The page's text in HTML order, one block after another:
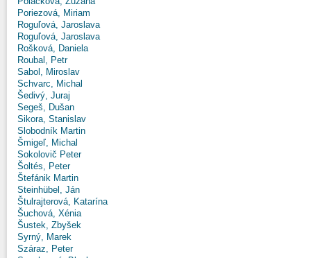
Poriezová, Miriam
Roguľová, Jaroslava
Roguľová, Jaroslava
Rošková, Daniela
Roubal, Petr
Sabol, Miroslav
Schvarc, Michal
Šedivý, Juraj
Segeš, Dušan
Sikora, Stanislav
Slobodník Martin
Šmigeľ, Michal
Sokolovič Peter
Šoltés, Peter
Štefánik Martin
Steinhübel, Ján
Štulrajterová, Katarína
Šuchová, Xénia
Šustek, Zbyšek
Syrný, Marek
Száraz, Peter